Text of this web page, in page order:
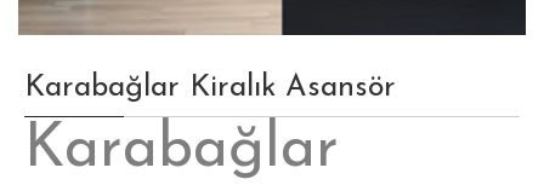
Karabağlar Kiralık Asansör
Karabağlar